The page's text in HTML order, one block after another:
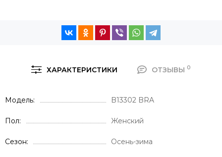
ХАРАКТЕРИСТИКИ ОТЗЫВЫ 0
Модель B13302 BRA
Пол Женский
Сезон Осень-зима